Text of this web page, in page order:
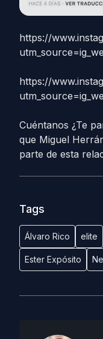
https://
https://
Cuéntanos ¿Te
que Miguel
parte de esta
Tags
Álvaro Rico elite
Ester Expósito